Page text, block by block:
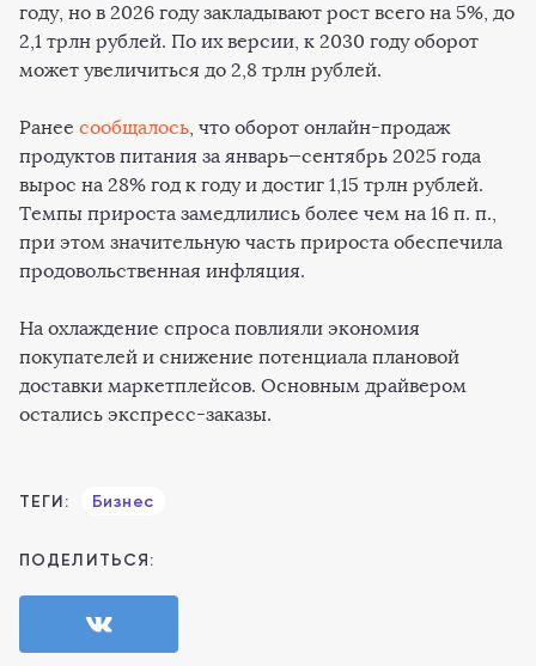
году, но в 2026 году закладывают рост всего на 5%, до
2,1 трлн рублей. По их версии, к 2030 году оборот
может увеличиться до 2,8 трлн рублей.
Ранее сообщалось, что оборот онлайн-продаж
продуктов питания за январь—сентябрь 2025 года
вырос на 28% год к году и достиг 1,15 трлн рублей.
Темпы прироста замедлились более чем на 16 п. п.,
при этом значительную часть прироста обеспечила
продовольственная инфляция.
На охлаждение спроса повлияли экономия
покупателей и снижение потенциала плановой
доставки маркетплейсов. Основным драйвером
остались экспресс-заказы.
ТЕГИ: Бизнес
ПОДЕЛИТЬСЯ: